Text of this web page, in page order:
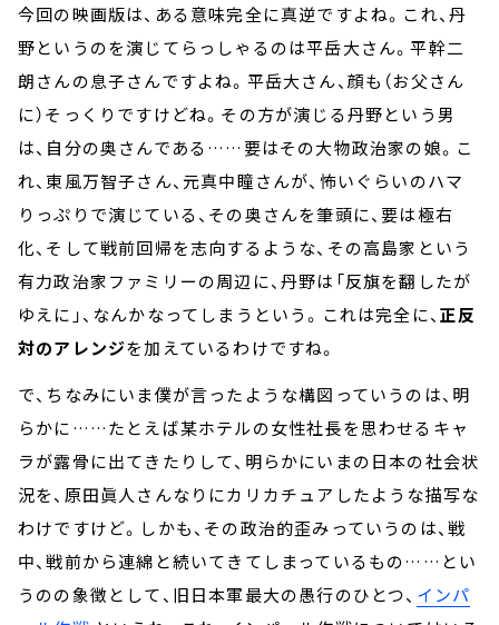
今回の映画版は、ある意味完全に真逆ですよね。これ、丹
野というのを演じてらっしゃるのは平岳大さん。平幹二
朗さんの息子さんですよね。平岳大さん、顔も（お父さん
に）そっくりですけどね。その方が演じる丹野という男
は、自分の奥さんである……要はその大物政治家の娘。こ
れ、東風万智子さん、元真中瞳さんが、怖いぐらいのハマ
りっぷりで演じている、その奥さんを筆頭に、要は極右
化、そして戦前回帰を志向するような、その高島家という
有力政治家ファミリーの周辺に、丹野は「反旗を翻したが
ゆえに」、なんかなってしまうという。これは完全に、正反
対のアレンジを加えているわけですね。
で、ちなみにいま僕が言ったような構図っていうのは、明
らかに……たとえば某ホテルの女性社長を思わせるキャ
ラが露骨に出てきたりして、明らかにいまの日本の社会状
況を、原田眞人さんなりにカリカチュアしたような描写な
わけですけど。しかも、その政治的歪みっていうのは、戦
中、戦前から連綿と続いてきてしまっているもの……とい
うのの象徴として、旧日本軍最大の愚行のひとつ、 インパ